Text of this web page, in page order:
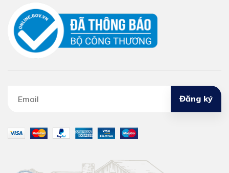
Đăng ký